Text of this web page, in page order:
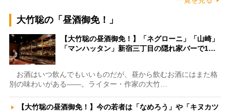
大竹聡の「昼酒御免！」
【大竹聡の昼酒御免！】「ネグローニ」「山崎」
「マンハッタン」新宿三丁目の隠れ家バーで1…
お酒はいつ飲んでもいいものだが、昼から飲むお酒にはまた格
別の味わいがある――。ライター・作家の大竹…
【大竹聡の昼酒御免！】今の若者は「なめろう」や「キヌカツ